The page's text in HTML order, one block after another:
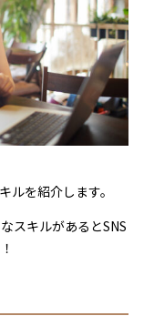
ルを紹介します。
スキルがあるとSNS